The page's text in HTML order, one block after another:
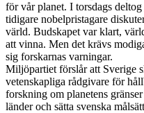
för vår planet. I torsdags
tidigare nobelpristagare
värld. Budskapet var klart,
att vinna. Men det krävs
sig forskarnas varningar.
Miljöpartiet förslår att Sverige
vetenskapliga rådgivare för
forskning om planetens
länder och sätta svenska